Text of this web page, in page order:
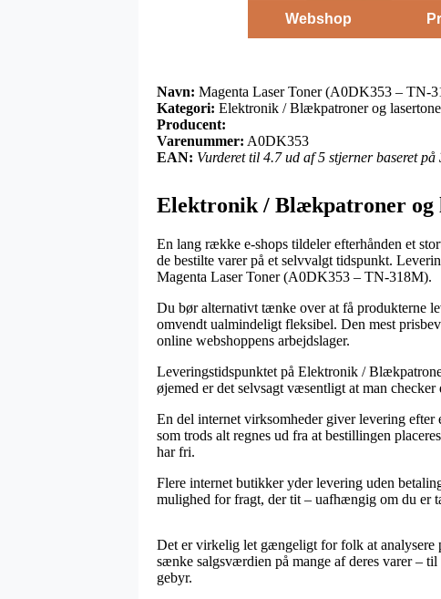
Webshop
Navn: Magenta Laser Toner (A0DK353 – TN-
Kategori: Elektronik / Blækpatroner og
Producent:
Varenummer: A0DK353
EAN: Vurderet til 4.7 ud af 5 stjerner baseret på
Elektronik / Blækpatroner og
En lang række e-shops tildeler efterhånden et
de bestilte varer på et selvvalgt tidspunkt.
Magenta Laser Toner (A0DK353 – TN-318M).
Du bør alternativt tænke over at få produkterne
omvendt ualmindeligt fleksibel. Den mest
online webshoppens arbejdslager.
Leveringstidspunktet på Elektronik /
øjemed er det selvsagt væsentligt at man
En del internet virksomheder giver levering
som trods alt regnes ud fra at bestillingen
har fri.
Flere internet butikker yder levering uden
mulighed for fragt, der tit – uafhængig om du er
Det er virkelig let gængeligt for folk at analysere
sænke salgsværdien på mange af deres varer –
gebyr.